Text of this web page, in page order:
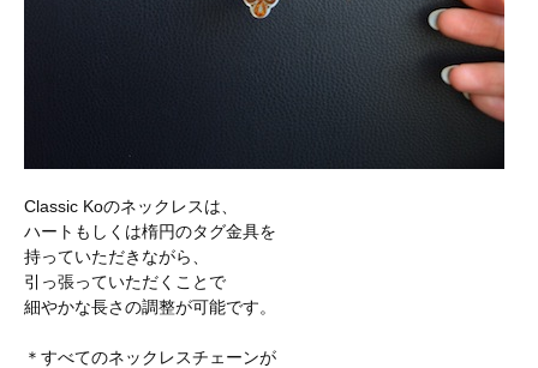
Classic Koのネックレスは、
ハートもしくは楕円のタグ金具を
持っていただきながら、
引っ張っていただくことで
細やかな長さの調整が可能です。
＊すべてのネックレスチェーンが